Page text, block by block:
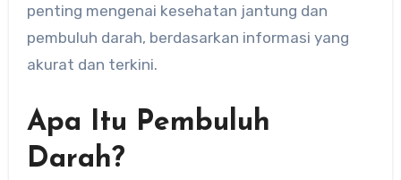
penting mengenai kesehatan jantung dan
pembuluh darah, berdasarkan informasi yang
akurat dan terkini.
Apa Itu Pembuluh
Darah?